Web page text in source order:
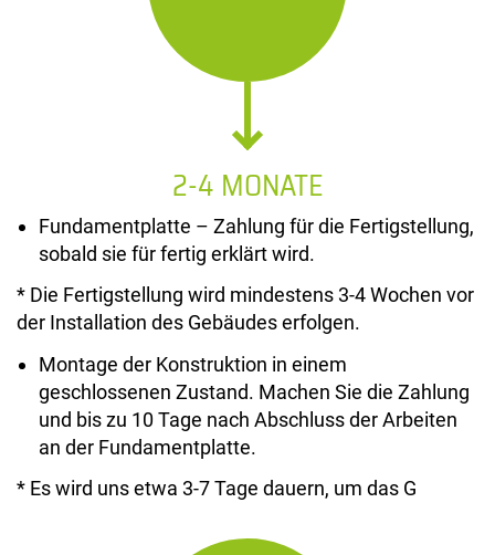
2-4 MONATE
Fundamentplatte – Zahlung für die Fertigstellung,
sobald sie für fertig erklärt wird.
* Die Fertigstellung wird mindestens 3-4 Wochen vor
der Installation des Gebäudes erfolgen.
Montage der Konstruktion in einem
geschlossenen Zustand. Machen Sie die Zahlung
und bis zu 10 Tage nach Abschluss der Arbeiten
an der Fundamentplatte.
* Es wird uns etwa 3-7 Tage dauern, um das G